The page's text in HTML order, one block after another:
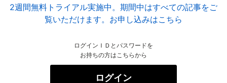
2週間無料トライアル実施中。期間中はすべての記事をご
覧いただけます。お申し込みはこちら
ログインＩＤとパスワードを
お持ちの方はこちらから
ログイン